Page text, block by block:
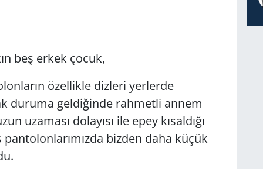
beş erkek çocuk,
özellikle dizleri yerlerde
duruma geldiğinde rahmetli annem
uzaması dolayısı ile epey kısaldığı
bizden daha küçük